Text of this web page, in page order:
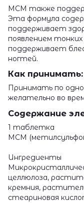
МСМ также
Эта формула
поддерживает
появлением тонких
поддерживает
ногтей.
Как принимать:
Принимать по
желательно во
Содержание
1 таблетка
МСМ
Ингредиенты
целлюлоза,
кремния,
стеариновая